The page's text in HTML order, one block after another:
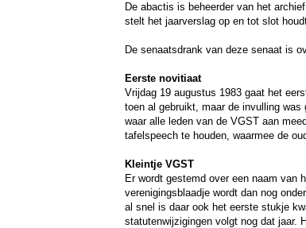
De abactis is beheerder van het
stelt het jaarverslag op en tot slot
De senaatsdrank van deze senaat is
Eerste novitiaat
Vrijdag 19 augustus 1983 gaat het
toen al gebruikt, maar de invulling was
waar alle leden van de VGST aan
tafelspeech te houden, waarmee de
Kleintje VGST
Er wordt gestemd over een naam van
verenigingsblaadje wordt dan nog
al snel is daar ook het eerste stukje
statutenwijzigingen volgt nog dat jaar.